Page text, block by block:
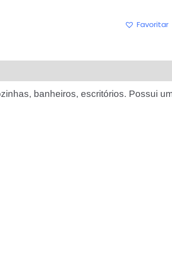
Favoritar
banheiros, escritórios. Possui